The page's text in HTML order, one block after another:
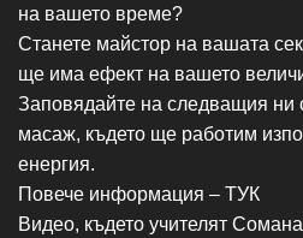
на вашето време?
Станете майстор на вашата
ще има ефект на вашето
Заповядайте на следващия ни
масаж, където ще работим
енергия.
Повече информация – ТУК
Видео, където учителят